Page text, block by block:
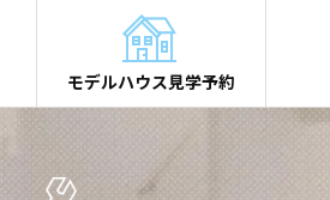
モデルハウス見学予約